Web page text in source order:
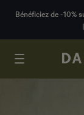
PRINCIPAL
Bénéficiez de -10%